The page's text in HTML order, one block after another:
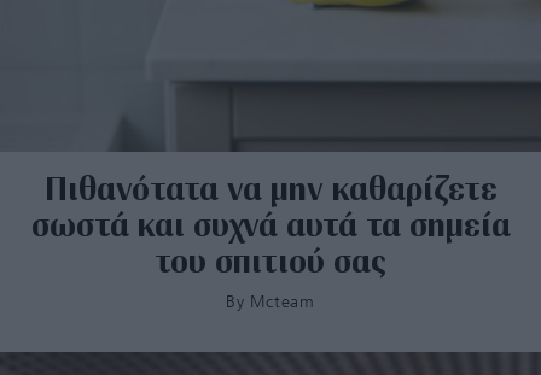
Πιθανότατα να μην καθαρίζετε
σωστά και συχνά αυτά τα σημεία
του σπιτιού σας
By Mcteam